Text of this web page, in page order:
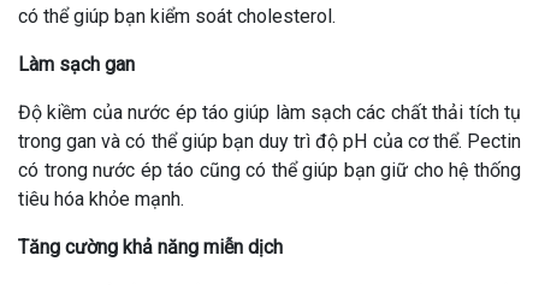
có thể giúp bạn kiểm soát cholesterol.
Làm sạch gan
Độ kiềm của nước ép táo giúp làm sạch các chất thải tích tụ
trong gan và có thể giúp bạn duy trì độ pH của cơ thể. Pectin
có trong nước ép táo cũng có thể giúp bạn giữ cho hệ thống
tiêu hóa khỏe mạnh.
Tăng cường khả năng miễn dịch